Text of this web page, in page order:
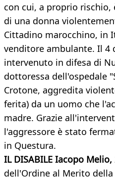
con cui, a proprio
di una donna
Cittadino marocchino, in
venditore ambulante. Il 4
intervenuto in difesa di
dottoressa dell'ospedale
Crotone, aggredita
ferita) da un uomo che
madre. Grazie
l'aggressore è stato
in Questura.
IL DISABILE Iacopo Melio,
dell'Ordine al Merito